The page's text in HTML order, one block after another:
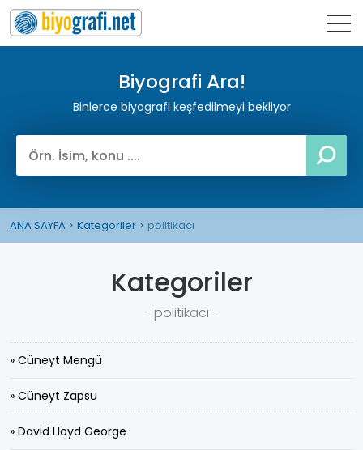
Biyografi Ara!
Binlerce biyografi keşfedilmeyi bekliyor
ANA SAYFA Kategoriler politikacı
Kategoriler
- politikacı -
» Cüneyt Mengü
» Cüneyt Zapsu
» David Lloyd George